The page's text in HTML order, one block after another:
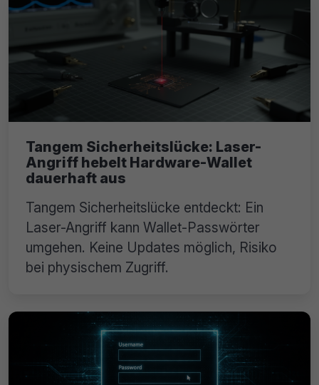
Tangem Sicherheitslücke: Laser-
Angriff hebelt Hardware-Wallet
dauerhaft aus
Tangem Sicherheitslücke entdeckt: Ein
Laser-Angriff kann Wallet-Passwörter
umgehen. Keine Updates möglich, Risiko
bei physischem Zugriff.